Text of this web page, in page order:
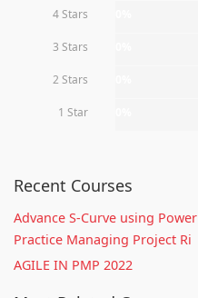
4 Stars
3 Stars
2 Stars
1 Star
Recent Courses
Advance S-Curve using Power
Practice Managing Project Ri
AGILE IN PMP 2022